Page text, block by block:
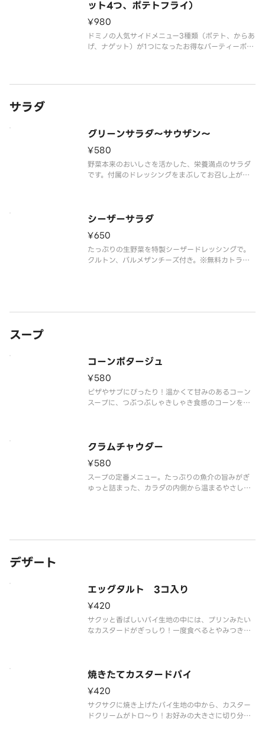
ット4つ、ポテトフライ）
¥980
ドミノの人気サイドメニュー3種類（ポテト、からあ
げ、ナゲット）が1つになったお得なパーティーボッ
サラダ
グリーンサラダ～サウザン～
¥580
野菜本来のおいしさを活かした、栄養満点のサラダ
です。付属のドレッシングをまぶしてお召し上がり
シーザーサラダ
¥650
たっぷりの生野菜を特製シーザードレッシングで。
クルトン、パルメザンチーズ付き。※無料カトラリ
スープ
コーンポタージュ
¥580
ピザやサブにぴったり！温かくて甘みのあるコーン
スープに、つぶつぶしゃきしゃき食感のコーンをた
クラムチャウダー
¥580
スープの定番メニュー。たっぷりの魚介の旨みがぎ
ゅっと詰まった、カラダの内側から温まるやさしい
デザート
エッグタルト 3コ入り
¥420
サクッと香ばしいパイ生地の中には、プリンみたい
なカスタードがぎっしり！一度食べるとやみつきに
焼きたてカスタードパイ
¥420
サクサクに焼き上げたパイ生地の中から、カスター
ドクリームがトロ～り！お好みの大きさに切り分け